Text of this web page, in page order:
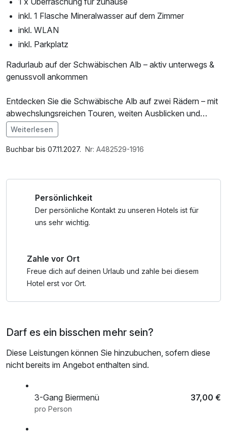
inkl. 1 Flasche Mineralwasser auf dem Zimmer
inkl. WLAN
inkl. Parkplatz
Radurlaub auf der Schwäbischen Alb – aktiv unterwegs &
genussvoll ankommen
Entdecken Sie die Schwäbische Alb auf zwei Rädern – mit
abwechslungsreichen Touren, weiten Ausblicken und
perfekter Infrastruktur für Radfahrer und E-Biker.
Direkt ab unserem Hotel starten Sie zu Ihren Touren –
Und falls doch einmal etwas passiert: Unser
Pannenservice und der Rückholservice sorgen für
Nach einem aktiven Tag wartet der Genuss: Freuen Sie
sich auf regionale Küche und eine Brauereiführung mit
Verkostung unserer hausgebrauten Biere.
Im Angebot enthalten
1 Flasche Mineralwasser, Parkplatz, W-LAN Nutzung /
Weiterlesen
Buchbar bis 07.11.2027. Nr: A482529-1916
Persönlichkeit
Der persönliche Kontakt zu unseren Hotels ist für
uns sehr wichtig.
Zahle vor Ort
Freue dich auf deinen Urlaub und zahle bei diesem
Hotel erst vor Ort.
Darf es ein bisschen mehr sein?
Diese Leistungen können Sie hinzubuchen, sofern diese
nicht bereits im Angebot enthalten sind.
3-Gang Biermenü 37,00 €
pro Person